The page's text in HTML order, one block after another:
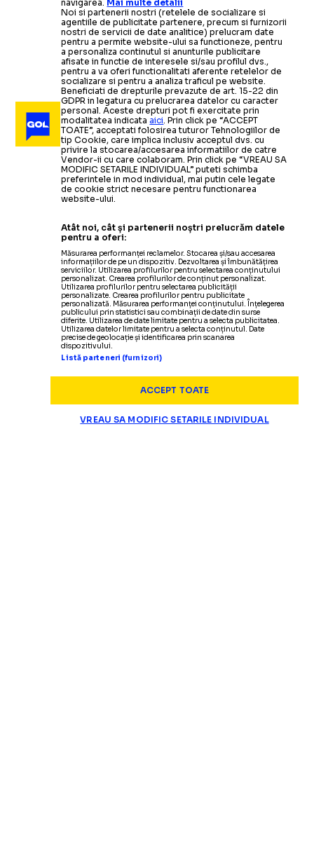
navigarea. Mai multe detalii
Noi si partenerii nostri (retelele de socializare si
agentiile de publicitate partenere, precum si furnizorii
nostri de servicii de date analitice) prelucram date
pentru a permite website-ului sa functioneze, pentru
a personaliza continutul si anunturile publicitare
afisate in functie de interesele si/sau profilul dvs.,
pentru a va oferi functionalitati aferente retelelor de
socializare si pentru a analiza traficul pe website.
Beneficiati de drepturile prevazute de art. 15-22 din
GDPR in legatura cu prelucrarea datelor cu caracter
personal. Aceste drepturi pot fi exercitate prin
modalitatea indicataaici. Prin click pe “ACCEPT
TOATE”, acceptati folosirea tuturor Tehnologiilor de
tip Cookie, care implica inclusiv acceptul dvs. cu
privire la stocarea/accesarea informatiilor de catre
Vendor-ii cu care colaboram. Prin click pe “VREAU SA
MODIFIC SETARILE INDIVIDUAL” puteti schimba
preferintele in mod individual, mai putin cele legate
de cookie strict necesare pentru functionarea
website-ului.
Atât noi, cât și partenerii noștri prelucrăm datele
pentru a oferi:
Măsurarea performanței reclamelor. Stocarea și/sau accesarea
informațiilor de pe un dispozitiv. Dezvoltarea și îmbunătățirea
serviciilor. Utilizarea profilurilor pentru selectarea conținutului
personalizat. Crearea profilurilor de conținut personalizat.
Utilizarea profilurilor pentru selectarea publicității
personalizate. Crearea profilurilor pentru publicitate
personalizată. Măsurarea performanței conținutului. Înțelegerea
publicului prin statistici sau combinații de date din surse
diferite. Utilizarea de date limitate pentru a selecta publicitatea.
Utilizarea datelor limitate pentru a selecta conținutul. Date
precise de geolocație și identificarea prin scanarea
dispozitivului.
Listă parteneri (furnizori)
ACCEPT TOATE
VREAU SA MODIFIC SETARILE INDIVIDUAL